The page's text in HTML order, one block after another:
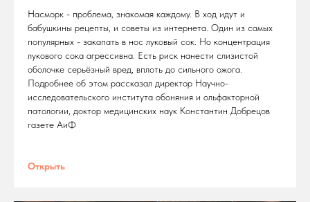
Насморк - проблема, знакомая каждому. В ход идут и
бабушкины рецепты, и советы из интернета. Один из самых
популярных - закапать в нос луковый сок. Но концентрация
лукового сока агрессивна. Есть риск нанести слизистой
оболочке серьёзный вред, вплоть до сильного ожога.
Подробнее об этом рассказал директор Научно-
исследовательского института обоняния и ольфакторной
патологии, доктор медицинских наук Константин Добрецов
газете АиФ
Открыть